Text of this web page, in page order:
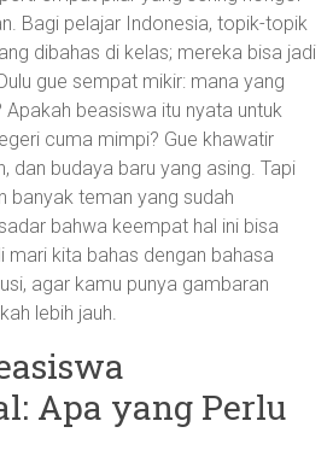
Bagi pelajar Indonesia, topik-topik
dibahas di kelas; mereka bisa jadi
gue sempat mikir: mana yang
Apakah beasiswa itu nyata untuk
cuma mimpi? Gue khawatir
dan budaya baru yang asing. Tapi
banyak teman yang sudah
bahwa keempat hal ini bisa
mari kita bahas dengan bahasa
agar kamu punya gambaran
lebih jauh.
Apa yang Perlu